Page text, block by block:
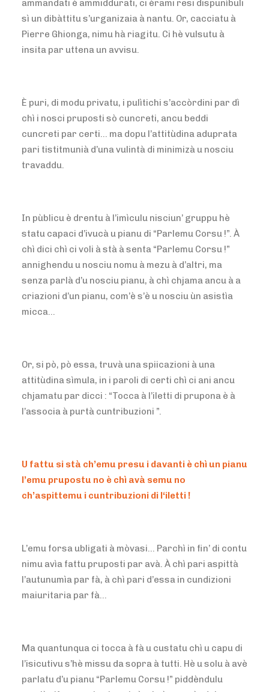
ammandati è ammiddurati, ci èrami resi dispunìbuli
sì un dibàttitu s’urganizaia à nantu. Or, cacciatu à
Pierre Ghionga, nimu hà riagitu. Ci hè vulsutu à
insita par uttena un avvisu.
È puri, di modu privatu, i pulìtichi s’accòrdini par dì
chì i nosci pruposti sò cuncreti, ancu beddi
cuncreti par certi… ma dopu l’attitùdina aduprata
pari tistitmunià d’una vulintà di minimizà u nosciu
travaddu.
In pùblicu è drentu à l’imìculu nisciun’ gruppu hè
statu capaci d’ivucà u pianu di “Parlemu Corsu !”. À
chì dici chì ci voli à stà à senta “Parlemu Corsu !”
annighendu u nosciu nomu à mezu à d’altri, ma
senza parlà d’u nosciu pianu, à chì chjama ancu à a
criazioni d’un pianu, com’è s’è u nosciu ùn asistìa
micca…
Or, si pò, pò essa, truvà una spiicazioni à una
attitùdina sìmula, in i paroli di certi chì ci ani ancu
chjamatu par dicci : “Tocca à l’iletti di prupona è à
l’associa à purtà cuntribuzioni ”.
U fattu si stà ch’emu presu i davanti è chì un pianu
l’emu prupostu no è chì avà semu no
ch’aspittemu i cuntribuzioni di l‘iletti !
L’emu forsa ubligati à mòvasi… Parchì in fin’ di contu
nimu avìa fattu pruposti par avà. À chì pari aspittà
l’autunumìa par fà, à chì pari d’essa in cundizioni
maiuritaria par fà…
Ma quantunqua ci tocca à fà u custatu chì u capu di
l’isicutivu s’hè missu da sopra à tutti. Hè u solu à avè
parlatu d’u pianu “Parlemu Corsu !” piddèndulu